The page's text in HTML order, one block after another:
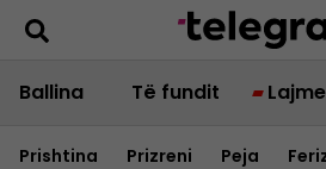
Ballina Të fundit Lajme
Prishtina Prizreni Peja